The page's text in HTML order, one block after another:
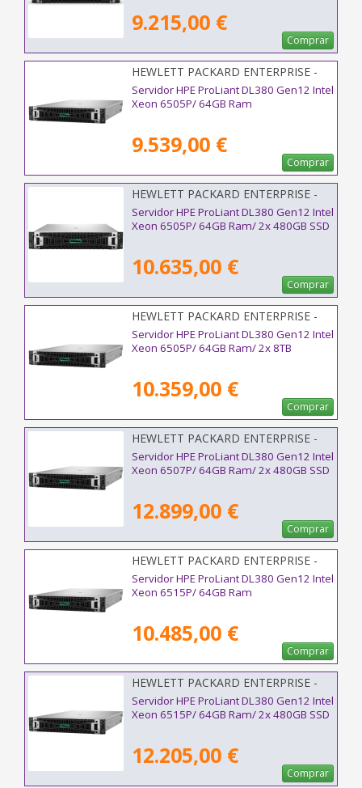
9.215,00 €
Comprar
HEWLETT PACKARD ENTERPRISE -
P93934-425
Servidor HPE ProLiant DL380 Gen12 Intel
Xeon 6505P/ 64GB Ram
9.539,00 €
Comprar
HEWLETT PACKARD ENTERPRISE -
P89316-425
Servidor HPE ProLiant DL380 Gen12 Intel
Xeon 6505P/ 64GB Ram/ 2x 480GB SSD
10.635,00 €
Comprar
HEWLETT PACKARD ENTERPRISE -
P89962-425
Servidor HPE ProLiant DL380 Gen12 Intel
Xeon 6505P/ 64GB Ram/ 2x 8TB
10.359,00 €
Comprar
HEWLETT PACKARD ENTERPRISE -
P89966-425
Servidor HPE ProLiant DL380 Gen12 Intel
Xeon 6507P/ 64GB Ram/ 2x 480GB SSD
12.899,00 €
Comprar
HEWLETT PACKARD ENTERPRISE -
P95991-425
Servidor HPE ProLiant DL380 Gen12 Intel
Xeon 6515P/ 64GB Ram
10.485,00 €
Comprar
HEWLETT PACKARD ENTERPRISE -
P89965-425
Servidor HPE ProLiant DL380 Gen12 Intel
Xeon 6515P/ 64GB Ram/ 2x 480GB SSD
12.205,00 €
Comprar